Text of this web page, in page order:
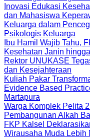
Inovasi Edukasi
dan Mahasiswa
Keluarga dalam
Psikologis Keluarga
Ibu Hamil Wajib Tahu,
Kesehatan Janin
Rektor UNUKASE
dan Kesejahteraan
Kuliah Pakar
Evidence Based
Martapura
Warga Komplek Pelita
Pembangunan Alkah
FKP Kalsel
Wirausaha Muda Lebih